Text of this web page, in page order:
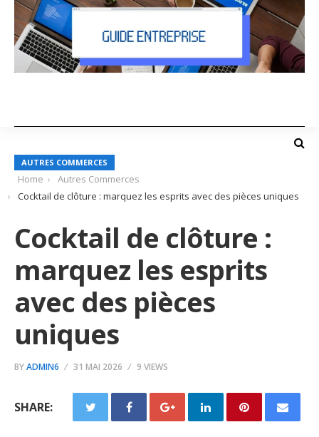
AUTRES COMMERCES
Home
Autres Commerces
Cocktail de clôture : marquez les esprits avec des pièces uniques
Cocktail de clôture :
marquez les esprits
avec des pièces
uniques
BYADMIN6 31 MAI 2026 9 VIEWS
SHARE: